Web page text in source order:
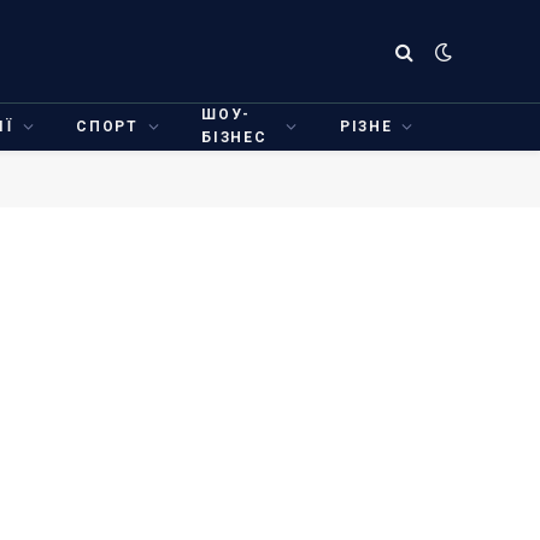
СПОРТ
ШОУ-
БІЗНЕС
РІЗНЕ